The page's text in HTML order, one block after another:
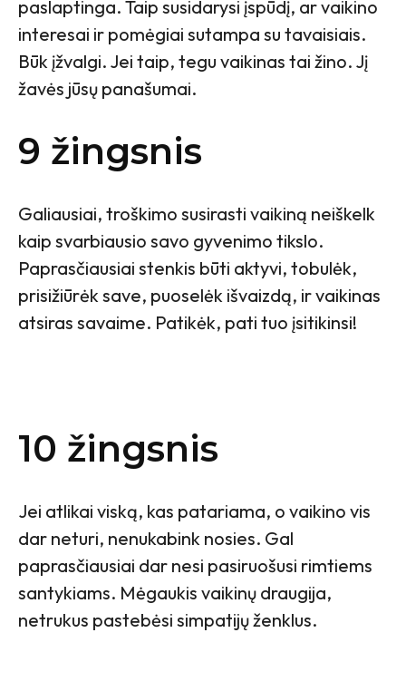
paslaptinga. Taip susidarysi įspūdį, ar vaikino
interesai ir pomėgiai sutampa su tavaisiais.
Būk įžvalgi. Jei taip, tegu vaikinas tai žino. Jį
žavės jūsų panašumai.
9 žingsnis
Galiausiai, troškimo susirasti vaikiną neiškelk
kaip svarbiausio savo gyvenimo tikslo.
Paprasčiausiai stenkis būti aktyvi, tobulėk,
prisižiūrėk save, puoselėk išvaizdą, ir vaikinas
atsiras savaime. Patikėk, pati tuo įsitikinsi!
10 žingsnis
Jei atlikai viską, kas patariama, o vaikino vis
dar neturi, nenukabink nosies. Gal
paprasčiausiai dar nesi pasiruošusi rimtiems
santykiams. Mėgaukis vaikinų draugija,
netrukus pastebėsi simpatijų ženklus.